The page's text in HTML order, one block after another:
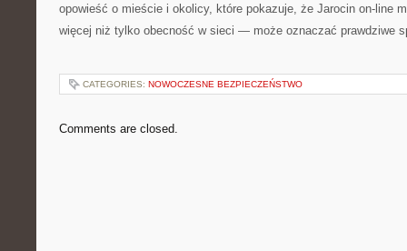
opowieść o mieście i okolicy, które pokazuje, że Jarocin on-line
więcej niż tylko obecność w sieci — może oznaczać prawdziwe
CATEGORIES: NOWOCZESNE BEZPIECZEŃSTWO
Comments are closed.